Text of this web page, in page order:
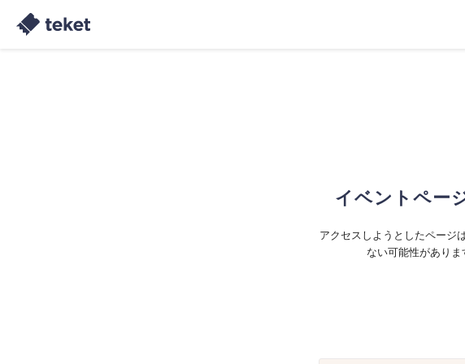
イベントペー
アクセスしようとしたページ
ない可能性がありま